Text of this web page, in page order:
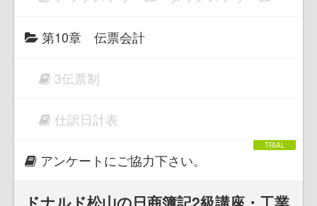
第10章 伝票会計
3伝票制
仕訳日計表
アンケートにご協力下さい。